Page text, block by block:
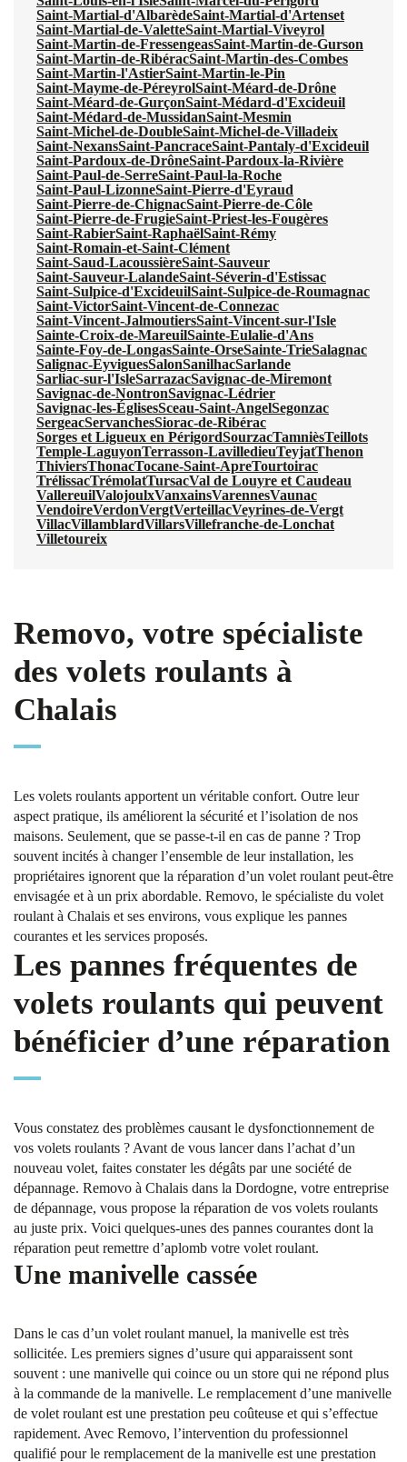
Saint-Martial-d'AlbarèdeSaint-Martial-d'Artenset
Saint-Martial-de-ValetteSaint-Martial-Viveyrol
Saint-Martin-de-FressengeasSaint-Martin-de-Gurson
Saint-Martin-de-RibéracSaint-Martin-des-Combes
Saint-Martin-l'AstierSaint-Martin-le-Pin
Saint-Mayme-de-PéreyrolSaint-Méard-de-Drône
Saint-Méard-de-GurçonSaint-Médard-d'Excideuil
Saint-Médard-de-MussidanSaint-Mesmin
Saint-Michel-de-DoubleSaint-Michel-de-Villadeix
Saint-NexansSaint-PancraceSaint-Pantaly-d'Excideuil
Saint-Pardoux-de-DrôneSaint-Pardoux-la-Rivière
Saint-Paul-de-SerreSaint-Paul-la-Roche
Saint-Paul-LizonneSaint-Pierre-d'Eyraud
Saint-Pierre-de-ChignacSaint-Pierre-de-Côle
Saint-Pierre-de-FrugieSaint-Priest-les-Fougères
Saint-RabierSaint-RaphaëlSaint-Rémy
Saint-Romain-et-Saint-Clément
Saint-Saud-LacoussièreSaint-Sauveur
Saint-Sauveur-LalandeSaint-Séverin-d'Estissac
Saint-Sulpice-d'ExcideuilSaint-Sulpice-de-Roumagnac
Saint-VictorSaint-Vincent-de-Connezac
Saint-Vincent-JalmoutiersSaint-Vincent-sur-l'Isle
Sainte-Croix-de-MareuilSainte-Eulalie-d'Ans
Sainte-Foy-de-LongasSainte-OrseSainte-TrieSalagnac
Salignac-EyviguesSalonSanilhacSarlande
Sarliac-sur-l'IsleSarrazacSavignac-de-Miremont
Savignac-de-NontronSavignac-Lédrier
Savignac-les-ÉglisesSceau-Saint-AngelSegonzac
SergeacServanchesSiorac-de-Ribérac
Sorges et Ligueux en PérigordSourzacTamnièsTeillots
Temple-LaguyonTerrasson-LavilledieuTeyjatThenon
ThiviersThonacTocane-Saint-ApreTourtoirac
TrélissacTrémolatTursacVal de Louyre et Caudeau
VallereuilValojoulxVanxainsVarennesVaunac
VendoireVerdonVergtVerteillacVeyrines-de-Vergt
VillacVillamblardVillarsVillefranche-de-Lonchat
Villetoureix
Removo, votre spécialiste
des volets roulants à
Chalais
Les volets roulants apportent un véritable confort. Outre leur
aspect pratique, ils améliorent la sécurité et l’isolation de nos
maisons. Seulement, que se passe-t-il en cas de panne ? Trop
souvent incités à changer l’ensemble de leur installation, les
propriétaires ignorent que la réparation d’un volet roulant peut-être
envisagée et à un prix abordable. Removo, le spécialiste du volet
roulant à Chalais et ses environs, vous explique les pannes
courantes et les services proposés.
Les pannes fréquentes de
volets roulants qui peuvent
bénéficier d’une réparation
Vous constatez des problèmes causant le dysfonctionnement de
vos volets roulants ? Avant de vous lancer dans l’achat d’un
nouveau volet, faites constater les dégâts par une société de
dépannage. Removo à Chalais dans la Dordogne, votre entreprise
de dépannage, vous propose la réparation de vos volets roulants
au juste prix. Voici quelques-unes des pannes courantes dont la
réparation peut remettre d’aplomb votre volet roulant.
Une manivelle cassée
Dans le cas d’un volet roulant manuel, la manivelle est très
sollicitée. Les premiers signes d’usure qui apparaissent sont
souvent : une manivelle qui coince ou un store qui ne répond plus
à la commande de la manivelle. Le remplacement d’une manivelle
de volet roulant est une prestation peu coûteuse et qui s’effectue
rapidement. Avec Removo, l’intervention du professionnel
qualifié pour le remplacement de la manivelle est une prestation